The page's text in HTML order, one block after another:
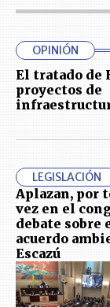
OPINIÓN
El tratado de
proyectos de
LEGISLACIÓN
Aplazan, por
vez en el
debate sobre
acuerdo
Escazú